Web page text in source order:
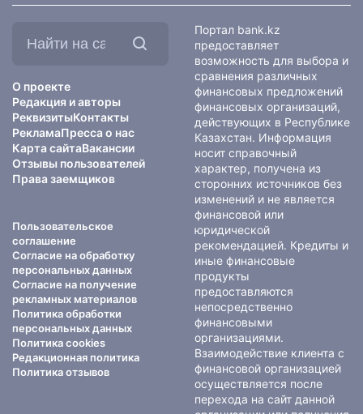
О проекте
Редакция и авторы
РеквизитыКонтакты
РекламаПресса о нас
Карта сайтаВакансии
Отзывы пользователей
Права заемщиков
Пользовательское
соглашение
Согласие на обработку
персональных данных
Согласие на получение
рекламных материалов
Политика обработки
персональных данных
Политика cookies
Редакционная политика
Политика отзывов
Портал bank.kz
предоставляет
возможность для выбора и
сравнения различных
финансовых предложений
финансовых организаций,
действующих в Республике
Казахстан. Информация
носит справочный
характер, получена из
сторонних источников без
изменений и не является
финансовой или
юридической
рекомендацией. Кредиты и
иные финансовые
продукты
предоставляются
непосредственно
финансовыми
организациями.
Взаимодействие клиента с
финансовой организацией
осуществляется после
перехода на сайт данной